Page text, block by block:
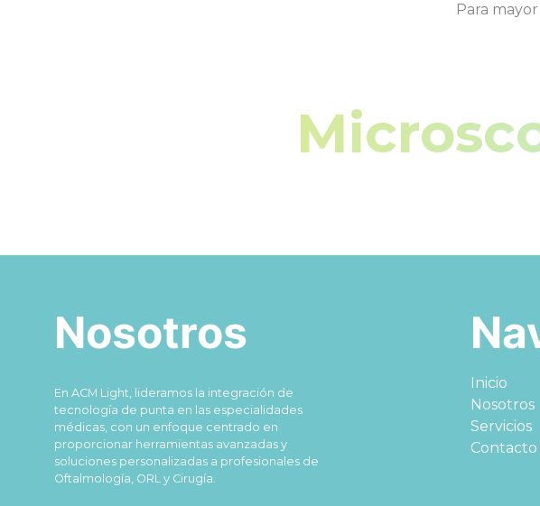
Para
Nosotros
En ACM Light, lideramos la integración de
tecnología de punta en las especialidades
médicas, con un enfoque centrado en
proporcionar herramientas avanzadas y
soluciones personalizadas a profesionales de
Oftalmología, ORL y Cirugía.
Inicio
Nosotros
Servicios
Contacto